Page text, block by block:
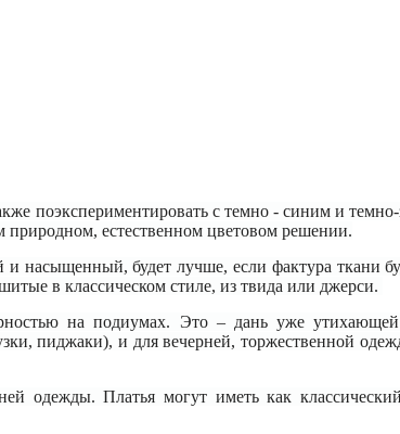
поэкспериментировать с темно - синим и
естественном цветовом решении.
насыщенный, будет лучше, если фактура ткани
в классическом стиле, из твида или джерси.
на подиумах. Это – дань уже
пиджаки), и для вечерней, торжественной
одежды. Платья могут иметь как